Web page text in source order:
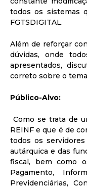
todos os sistemas
FGTSDIGITAL.
Além de reforçar
dúvidas, onde
apresentados,
correto sobre o
Público-Alvo:
Como se trata de
REINF e que é de
todos os
autárquica e das
fiscal, bem como
Pagamento,
Previdenciárias,